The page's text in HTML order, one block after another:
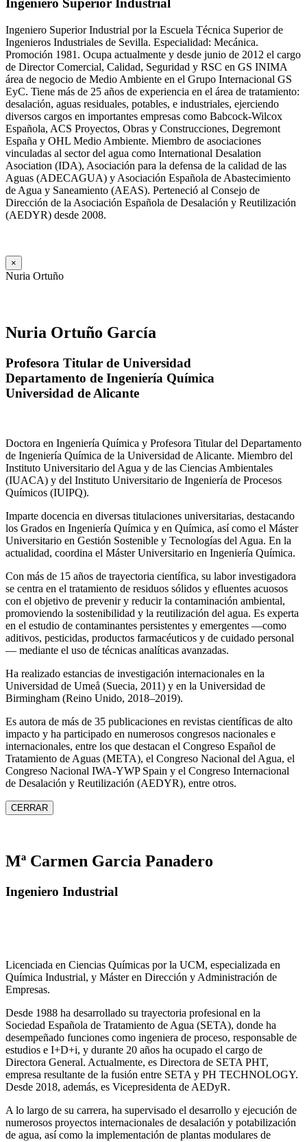
Ingeniero Superior Industrial
Ingeniero Superior Industrial por la Escuela Técnica Superior de
Ingenieros Industriales de Sevilla. Especialidad: Mecánica.
Promoción 1981. Ocupa actualmente y desde junio de 2012 el cargo
de Director Comercial, Calidad, Seguridad y RSC en GS INIMA
área de negocio de Medio Ambiente en el Grupo Internacional GS
EyC. Tiene más de 25 años de experiencia en el área de tratamiento:
desalación, aguas residuales, potables, e industriales, ejerciendo
diversos cargos en importantes empresas como Babcock-Wilcox
Española, ACS Proyectos, Obras y Construcciones, Degremont
España y OHL Medio Ambiente. Miembro de asociaciones
vinculadas al sector del agua como International Desalation
Asociation (IDA), Asociación para la defensa de la calidad de las
Aguas (ADECAGUA) y Asociación Española de Abastecimiento
de Agua y Saneamiento (AEAS). Perteneció al Consejo de
Dirección de la Asociación Española de Desalación y Reutilización
(AEDYR) desde 2008.
×
Nuria Ortuño
Nuria Ortuño García
Profesora Titular de Universidad
Departamento de Ingeniería Química
Universidad de Alicante
Doctora en Ingeniería Química y Profesora Titular del Departamento
de Ingeniería Química de la Universidad de Alicante. Miembro del
Instituto Universitario del Agua y de las Ciencias Ambientales
(IUACA) y del Instituto Universitario de Ingeniería de Procesos
Químicos (IUIPQ).
Imparte docencia en diversas titulaciones universitarias, destacando
los Grados en Ingeniería Química y en Química, así como el Máster
Universitario en Gestión Sostenible y Tecnologías del Agua. En la
actualidad, coordina el Máster Universitario en Ingeniería Química.
Con más de 15 años de trayectoria científica, su labor investigadora
se centra en el tratamiento de residuos sólidos y efluentes acuosos
con el objetivo de prevenir y reducir la contaminación ambiental,
promoviendo la sostenibilidad y la reutilización del agua. Es experta
en el estudio de contaminantes persistentes y emergentes —como
aditivos, pesticidas, productos farmacéuticos y de cuidado personal
— mediante el uso de técnicas analíticas avanzadas.
Ha realizado estancias de investigación internacionales en la
Universidad de Umeå (Suecia, 2011) y en la Universidad de
Birmingham (Reino Unido, 2018–2019).
Es autora de más de 35 publicaciones en revistas científicas de alto
impacto y ha participado en numerosos congresos nacionales e
internacionales, entre los que destacan el Congreso Español de
Tratamiento de Aguas (META), el Congreso Nacional del Agua, el
Congreso Nacional IWA‑YWP Spain y el Congreso Internacional
de Desalación y Reutilización (AEDYR), entre otros.
CERRAR
Mª Carmen Garcia Panadero
Ingeniero Industrial
Licenciada en Ciencias Químicas por la UCM, especializada en
Química Industrial, y Máster en Dirección y Administración de
Empresas.
Desde 1988 ha desarrollado su trayectoria profesional en la
Sociedad Española de Tratamiento de Agua (SETA), donde ha
desempeñado funciones como ingeniera de proceso, responsable de
estudios e I+D+i, y durante 20 años ha ocupado el cargo de
Directora General. Actualmente, es Directora de SETA PHT,
empresa resultante de la fusión entre SETA y PH TECHNOLOGY.
Desde 2018, además, es Vicepresidenta de AEDyR.
A lo largo de su carrera, ha supervisado el desarrollo y ejecución de
numerosos proyectos internacionales de desalación y potabilización
de agua, así como la implementación de plantas modulares de